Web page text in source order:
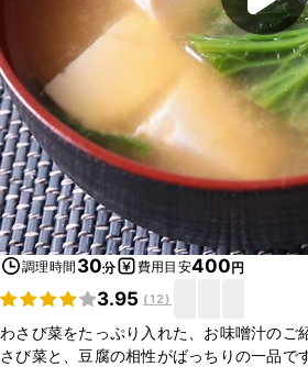
調理時間 30分 費用目安400円
3.95 (12)
わさび菜をたっぷり入れた、お味噌汁のご
さび菜と、豆腐の相性がばっちりの一品で